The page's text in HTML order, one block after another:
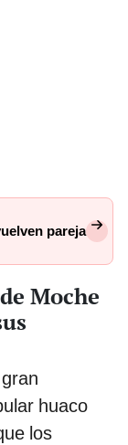
pareja
Moche
huaco
los